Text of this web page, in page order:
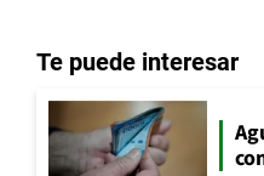
Te puede interesar